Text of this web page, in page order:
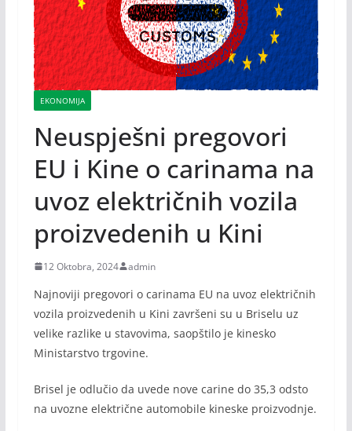
EKONOMIJA
Neuspješni pregovori
EU i Kine o carinama na
uvoz električnih vozila
proizvedenih u Kini
12 Oktobra, 2024 admin
Najnoviji pregovori o carinama EU na uvoz električnih
vozila proizvedenih u Kini završeni su u Briselu uz
velike razlike u stavovima, saopštilo je kinesko
Ministarstvo trgovine.
Brisel je odlučio da uvede nove carine do 35,3 odsto
na uvozne električne automobile kineske proizvodnje.